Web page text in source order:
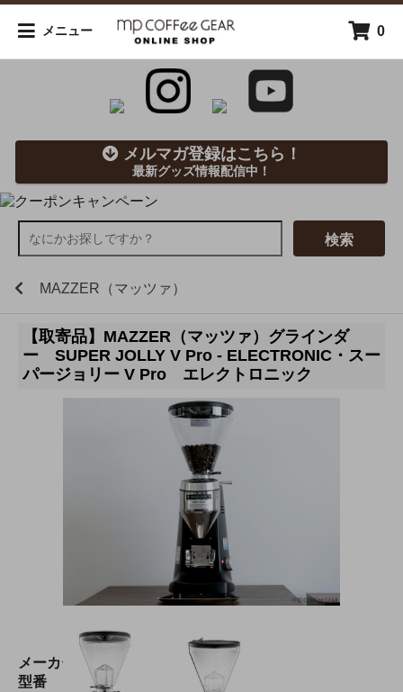
メニュー 0
メルマガ登録はこちら！
最新グッズ情報配信中！
検索
MAZZER（マッツァ）
【取寄品】MAZZER（マッツァ）グラインダ
ー SUPER JOLLY V Pro - ELECTRONIC・スー
パージョリー V Pro エレクトロニック
メーカー
MAZZER（マッツァ）
型番
KD-MAZZER-160160